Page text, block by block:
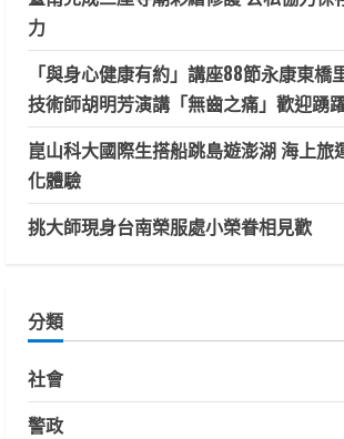
力
「與身心健康有約」講座88節永康東橋
技術師胡明芳演講「無齒之痛」歡迎踴
崑山科大國際生搭船跳島遊澎湖 海上旅
化體驗
挑大師現身台南榮服處小榮眷相見歡
分類
社會
警政